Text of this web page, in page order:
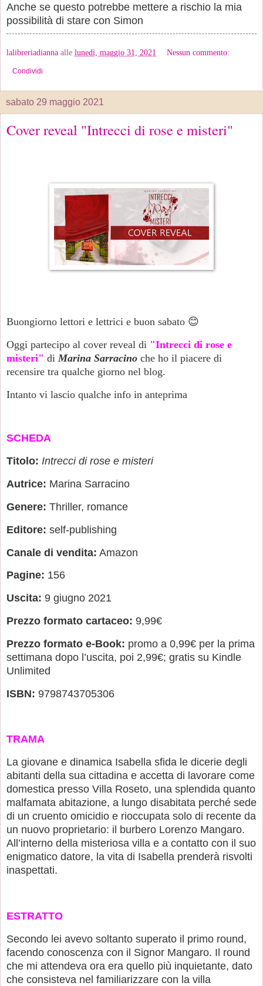
Anche se questo potrebbe mettere a rischio la mia
possibilità di stare con Simon
lalibreriadianna alle lunedì, maggio 31, 2021 Nessun commento:
Condividi
sabato 29 maggio 2021
Cover reveal "Intrecci di rose e misteri"
Buongiorno lettori e lettrici e buon sabato 😊
Oggi partecipo al cover reveal di "Intrecci di rose e
misteri" di Marina Sarracino che ho il piacere di
recensire tra qualche giorno nel blog.
Intanto vi lascio qualche info in anteprima
SCHEDA
Titolo: Intrecci di rose e misteri
Autrice: Marina Sarracino
Genere: Thriller, romance
Editore: self-publishing
Canale di vendita: Amazon
Pagine: 156
Uscita: 9 giugno 2021
Prezzo formato cartaceo: 9,99€
Prezzo formato e-Book: promo a 0,99€ per la prima
settimana dopo l’uscita, poi 2,99€; gratis su Kindle
Unlimited
ISBN: 9798743705306
TRAMA
La giovane e dinamica Isabella sfida le dicerie degli
abitanti della sua cittadina e accetta di lavorare come
domestica presso Villa Roseto, una splendida quanto
malfamata abitazione, a lungo disabitata perché sede
di un cruento omicidio e rioccupata solo di recente da
un nuovo proprietario: il burbero Lorenzo Mangaro.
All’interno della misteriosa villa e a contatto con il suo
enigmatico datore, la vita di Isabella prenderà risvolti
inaspettati.
ESTRATTO
Secondo lei avevo soltanto superato il primo round,
facendo conoscenza con il Signor Mangaro. Il round
che mi attendeva ora era quello più inquietante, dato
che consisteva nel familiarizzare con la villa